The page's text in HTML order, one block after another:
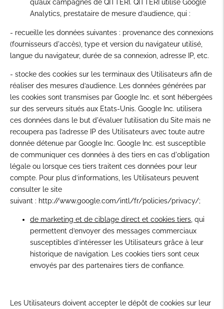
qu’aux campagnes de QITTERI. QITTERI utilise Google
Analytics, prestataire de mesure d’audience, qui :
- recueille les données suivantes : provenance des connexions
(fournisseurs d'accès), type et version du navigateur utilisé,
langue du navigateur, durée de sa connexion, adresse IP, etc.
- stocke des cookies sur les terminaux des Utilisateurs afin de
réaliser des mesures d’audience. Les données générées par
les cookies sont transmises par Google Inc. et sont hébergées
sur des serveurs situés aux Etats-Unis. Google Inc. utilisera
ces données dans le but d'évaluer l’utilisation du Site mais ne
recoupera pas l’adresse IP des Utilisateurs avec toute autre
donnée détenue par Google Inc. Google Inc. est susceptible
de communiquer ces données à des tiers en cas d'obligation
légale ou lorsque ces tiers traitent ces données pour leur
compte. Pour plus d’informations, les Utilisateurs peuvent
consulter le site
suivant : http://www.google.com/intl/fr/policies/privacy/;
de marketing et de ciblage direct et cookies tiers , qui
permettent d’envoyer des messages commerciaux
susceptibles d’intéresser les Utilisateurs grâce à leur
historique de navigation. Les cookies tiers sont ceux
envoyés par des partenaires tiers de confiance.
Les Utilisateurs doivent accepter le dépôt de cookies sur leur